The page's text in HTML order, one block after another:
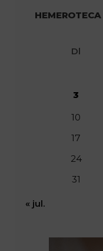
HEMEROTECA
Dl
3
10
17
24
31
« jul.